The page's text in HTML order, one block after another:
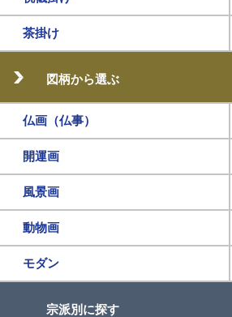
茶掛け
図柄から選ぶ
仏画（仏事）
開運画
風景画
動物画
モダン
宗派別に探す